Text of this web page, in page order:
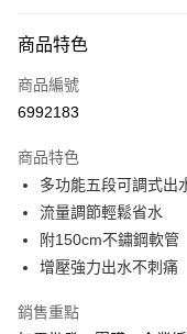
信用卡一次付款
信用卡分期付款
合作金庫商業銀行
華南商業銀行
上海商業儲蓄銀行
國泰世華商業銀行
臺灣中小企業銀行
聯邦商業銀行
元大商業銀行
6 期 0 利率 每期
華南商業銀行
上海商業儲蓄銀行
國泰世華商業銀行
匯豐（台灣）商業銀行
12 期 0 利率 每期
合作金庫商業銀行
上海商業儲蓄銀行
國泰世華商業銀行
臺灣中小企業銀行
超商取貨付款
LINE Pay
Apple Pay
商品特色
商品編號
6992183
商品特色
多功能五段可調式出
流量調節輕鬆省水
附150cm不鏽鋼軟管
增壓強力出水不刺痛
銷售重點